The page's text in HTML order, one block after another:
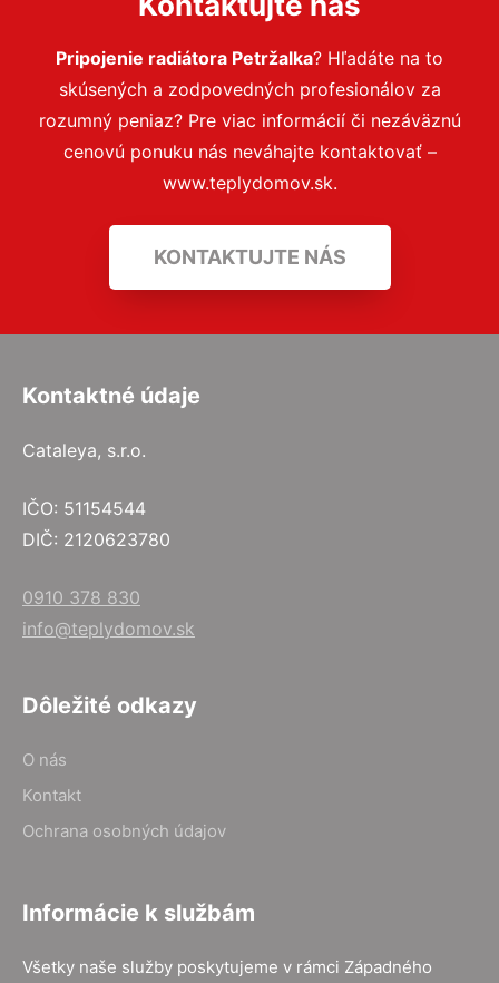
Pripojenie radiátora Petržalka? Hľadáte na to
skúsených a zodpovedných profesionálov za
rozumný peniaz? Pre viac informácií či nezáväznú
cenovú ponuku nás neváhajte kontaktovať –
www.teplydomov.sk.
KONTAKTUJTE NÁS
Kontaktné údaje
Cataleya, s.r.o.
IČO: 51154544
DIČ: 2120623780
0910 378 830
info@teplydomov.sk
Dôležité odkazy
O nás
Kontakt
Ochrana osobných údajov
Informácie k službám
Všetky naše služby poskytujeme v rámci Západného